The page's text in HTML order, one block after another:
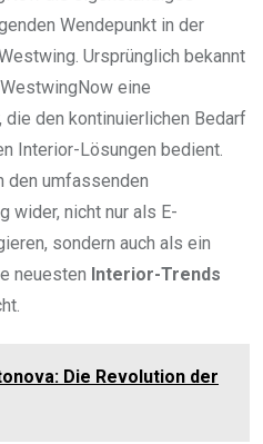
Wendepunkt in der
Ursprünglich bekannt
eine
die den kontinuierlichen Bedarf
Interior-Lösungen bedient.
den umfassenden
wider, nicht nur als E-
sondern auch als ein
neuesten Interior-Trends
Die Revolution der